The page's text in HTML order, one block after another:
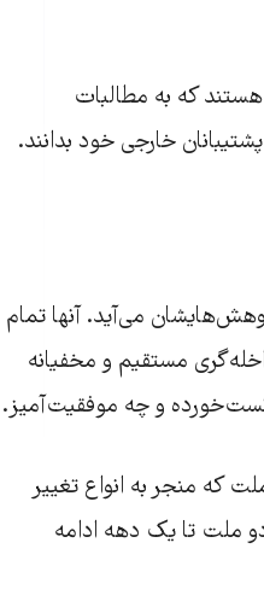
هستند که به مطالبات
خارجی خود بدانند.
می‌آید. آنها تمام
با مداخله‌گری مستقیم و مخفیانه
و چه موفقیت‌آمیز.
که منجر به انواع تغییر
ملت تا یک دهه ادامه